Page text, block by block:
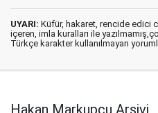
UYARI: Küfür, hakaret, rencide edici
içeren, imla kuralları ile
Türkçe karakter kullanılmayan
Hakan Markupçu Arşivi